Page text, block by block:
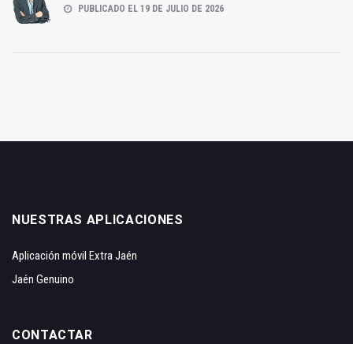
PUBLICADO EL 19 DE JULIO DE 2026
NUESTRAS APLICACIONES
Aplicación móvil Extra Jaén
Jaén Genuino
CONTACTAR